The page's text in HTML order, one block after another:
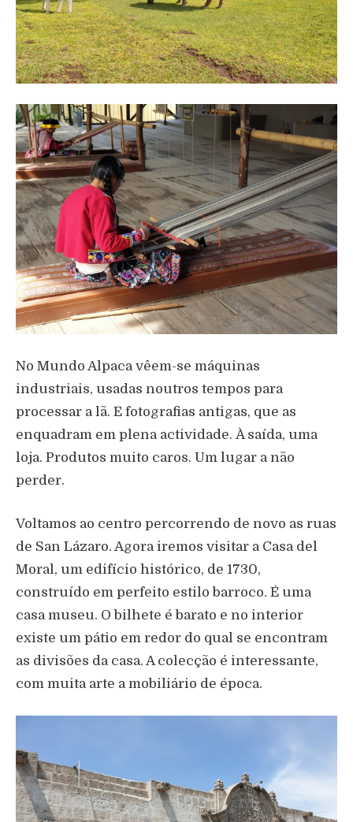
No Mundo Alpaca vêem-se máquinas
industriais, usadas noutros tempos para
processar a lã. E fotografias antigas, que as
enquadram em plena actividade. À saída, uma
loja. Produtos muito caros. Um lugar a não
perder.
Voltamos ao centro percorrendo de novo as ruas
de San Lázaro. Agora iremos visitar a Casa del
Moral, um edifício histórico, de 1730,
construído em perfeito estilo barroco. É uma
casa museu. O bilhete é barato e no interior
existe um pátio em redor do qual se encontram
as divisões da casa. A colecção é interessante,
com muita arte a mobiliário de época.